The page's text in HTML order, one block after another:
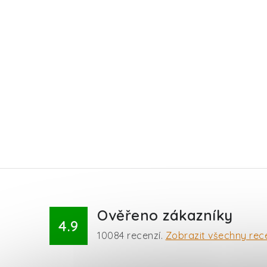
4.9
Ověřeno zákazníky
10084 recenzí. Zobrazit všechny